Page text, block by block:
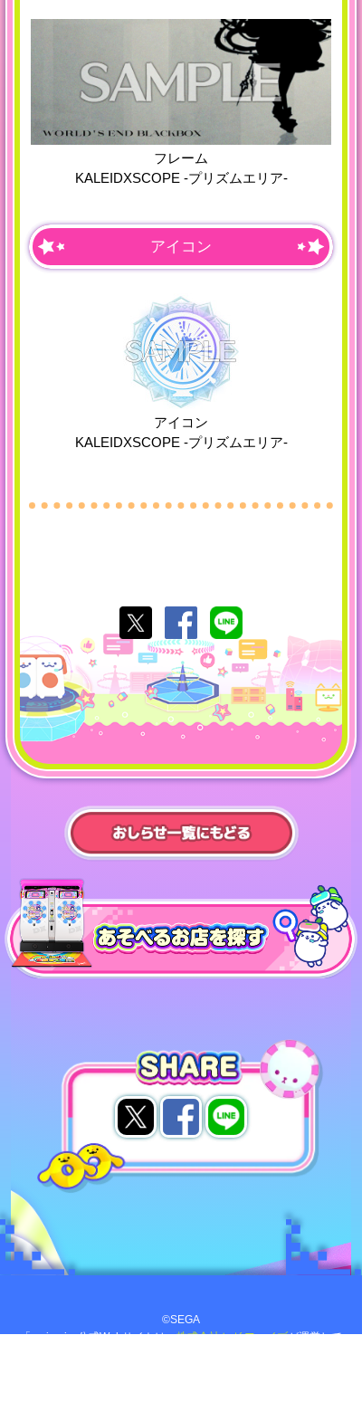
フレーム
KALEIDXSCOPE -プリズムエリア-
アイコン
アイコン
KALEIDXSCOPE -プリズムエリア-
あそべるお店を探す
©SEGA
「maimai」公式Webサイトは、株式会社セガ フェイブが運営して